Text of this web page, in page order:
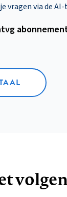
vragen via de